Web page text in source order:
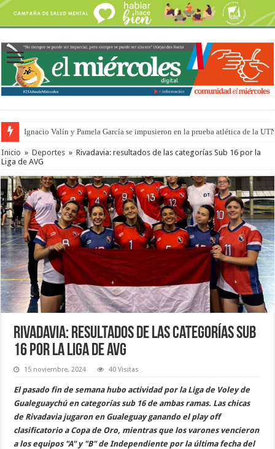
Ignacio Valín y Pamela García se impusieron en la prueba atlética de la
Traigo el litoral en mi canción: 100 años de Aníbal Sampayo
Inicio » Deportes » Rivadavia: resultados de las categorías Sub 16 por la
Liga de AVG
Rivadavia: resultados de las categorías Sub
16 por la Liga de AVG
15 noviembre, 2024 40 Visitas
El pasado fin de semana hubo actividad por la Liga de Voley de
Gualeguaychú en categorías sub 16 de ambas ramas. Las chicas
de Rivadavia jugaron en Gualeguay ganando el play off
clasificatorio a Copa de Oro, mientras que los varones vencieron
a los equipos "A" y "B" de Independiente por la última fecha del